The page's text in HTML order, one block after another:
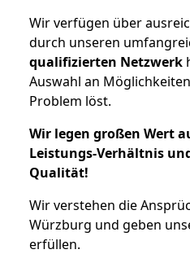
Wir verfügen über
durch unseren
qualifizierten Netzwerk
Auswahl an
Problem löst.
Wir legen großen Wert
Leistungs-Verhältnis
Qualität!
Wir verstehen die
Würzburg und geben
erfüllen.